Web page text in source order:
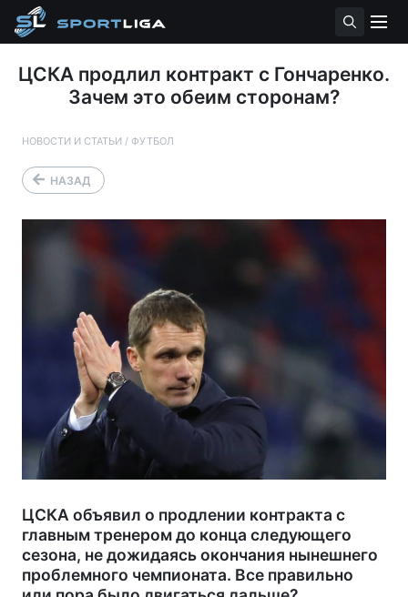
ЦСКА продлил контракт с Гончаренко.
Зачем это обеим сторонам?
НОВОСТИ И СТАТЬИ / ФУТБОЛ
НАЗАД
ЦСКА объявил о продлении контракта с
главным тренером до конца следующего
сезона, не дожидаясь окончания нынешнего
проблемного чемпионата. Все правильно